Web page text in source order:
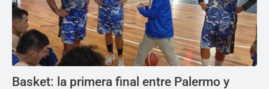
Basket: la primera final entre Palermo y